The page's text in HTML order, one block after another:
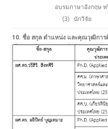
อบรมภาษาอังกฤษ
(3) นักวิจัย
10. ชื่อ สกุล ตำแหน่ง และคุณวุฒิกา